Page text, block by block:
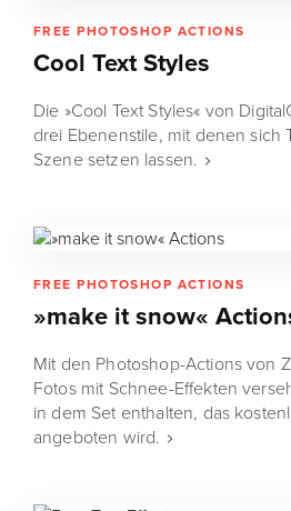
FREE PHOTOSHOP ACTIONS
Cool Text Styles
Die »Cool Text Styles« von
drei Ebenenstile, mit denen sich
Szene setzen lassen.
FREE PHOTOSHOP ACTIONS
»make it snow«
Mit den Photoshop-Actions von
Fotos mit Schnee-Effekten
in dem Set enthalten, das
angeboten wird.